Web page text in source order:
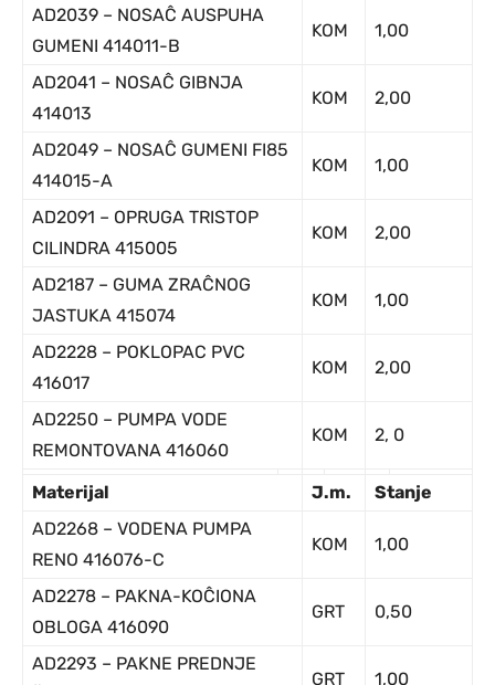
AD2039 – NOSAĈ AUSPUHA
GUMENI 414011-B
KOM 1,00
AD2041 – NOSAĈ GIBNJA
414013
KOM 2,00
AD2049 – NOSAĈ GUMENI FI85
414015-A
KOM 1,00
AD2091 – OPRUGA TRISTOP
CILINDRA 415005
KOM 2,00
AD2187 – GUMA ZRAĈNOG
JASTUKA 415074
KOM 1,00
AD2228 – POKLOPAC PVC
416017
KOM 2,00
AD2250 – PUMPA VODE
REMONTOVANA 416060
KOM 2, 0
Materijal J.m.
Stanje
AD2268 – VODENA PUMPA
RENO 416076-C
KOM 1,00
AD2278 – PAKNA-KOĈIONA
OBLOGA 416090
GRT 0,50
AD2293 – PAKNE PREDNJE
GRT 1,00